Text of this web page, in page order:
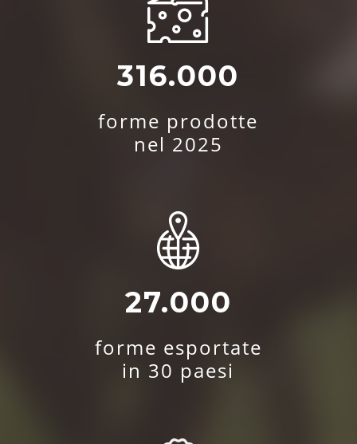
316.000
forme prodotte
nel 2025
27.000
forme esportate
in 30 paesi